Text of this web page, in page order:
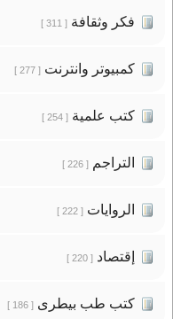
فكر وثقافة[ 311 ]
كمبيوتر وانترنت[ 277 ]
كتب علمية[ 254 ]
التراجم[ 226 ]
الروايات[ 222 ]
إقتصاد[ 220 ]
كتب طب بيطرى[ 186 ]